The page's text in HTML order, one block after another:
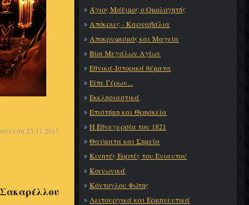
Άγιος Μάξιμος ο Ομολογητής
Απόκριες - Καρναβάλια
Αποκρυφισμός και Μαγεία
Βίοι Μεγάλων Αγίων
Εθνικά-Ιστορικά θέματα
Είπε Γέρων...
Εκκλησιαστικά
Επιστήμη και Θρησκεία
Η Εθνεγερσία του 1821
Θαύματα και Σημεία
Κινητές Εορτές του Ενιαυτού
Κοινωνικά
Κόντογλου Φώτης
Λειτουργικά και Ερμηνευτικά
23.11.2013